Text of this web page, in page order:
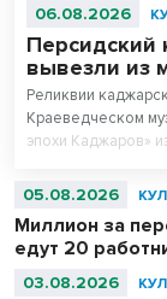
06.08.2026
Персидский
вывезли из
Реликвии
Краеведческом
эпохи Каджаров»
сотканный для
05.08.2026
Миллион за
едут 20
03.08.2026